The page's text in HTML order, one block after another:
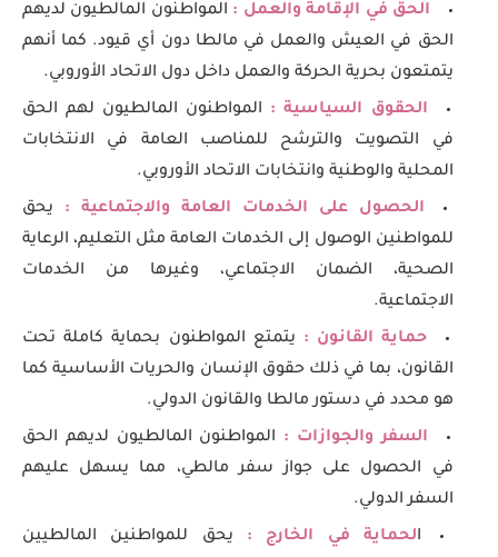
الحق في الإقامة والعمل : المواطنون المالطيون لديهم
الحق في العيش والعمل في مالطا دون أي قيود. كما أنهم
يتمتعون بحرية الحركة والعمل داخل دول الاتحاد الأوروبي.
الحقوق السياسية : المواطنون المالطيون لهم الحق
في التصويت والترشح للمناصب العامة في الانتخابات
المحلية والوطنية وانتخابات الاتحاد الأوروبي.
الحصول على الخدمات العامة والاجتماعية :
يحق
للمواطنين الوصول إلى الخدمات العامة مثل التعليم، الرعاية
الصحية، الضمان الاجتماعي، وغيرها من الخدمات
الاجتماعية.
حماية القانون : يتمتع المواطنون بحماية كاملة تحت
القانون، بما في ذلك حقوق الإنسان والحريات الأساسية كما
هو محدد في دستور مالطا والقانون الدولي.
السفر والجوازات : المواطنون المالطيون لديهم الحق
في الحصول على جواز سفر مالطي، مما يسهل عليهم
السفر الدولي.
الحماية في الخارج :
يحق للمواطنين المالطيين